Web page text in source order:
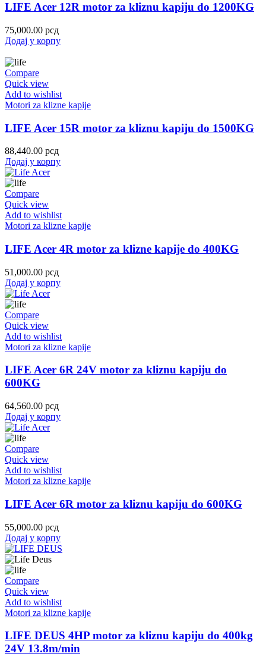
LIFE Acer 12R motor za kliznu kapiju do 1200KG
75,000.00 рсд
Додај у корпу
Compare
Quick view
Add to wishlist
Motori za klizne kapije
LIFE Acer 15R motor za kliznu kapiju do 1500KG
88,440.00 рсд
Додај у корпу
Compare
Quick view
Add to wishlist
Motori za klizne kapije
LIFE Acer 4R motor za klizne kapije do 400KG
51,000.00 рсд
Додај у корпу
Compare
Quick view
Add to wishlist
Motori za klizne kapije
LIFE Acer 6R 24V motor za kliznu kapiju do
600KG
64,560.00 рсд
Додај у корпу
Compare
Quick view
Add to wishlist
Motori za klizne kapije
LIFE Acer 6R motor za kliznu kapiju do 600KG
55,000.00 рсд
Додај у корпу
Compare
Quick view
Add to wishlist
Motori za klizne kapije
LIFE DEUS 4HP motor za kliznu kapiju do 400kg
24V 13.8m/min